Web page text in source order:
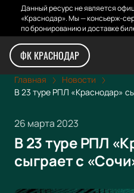
Данный ресурс не является
«Краснодар». Мы — консьерж-
по бронированию и доставке
ФК КРАСНОДАР
Главная
Новости
В 23 туре РПЛ «Краснодар»
26 марта 2023
В 23 туре РПЛ
сыграет с